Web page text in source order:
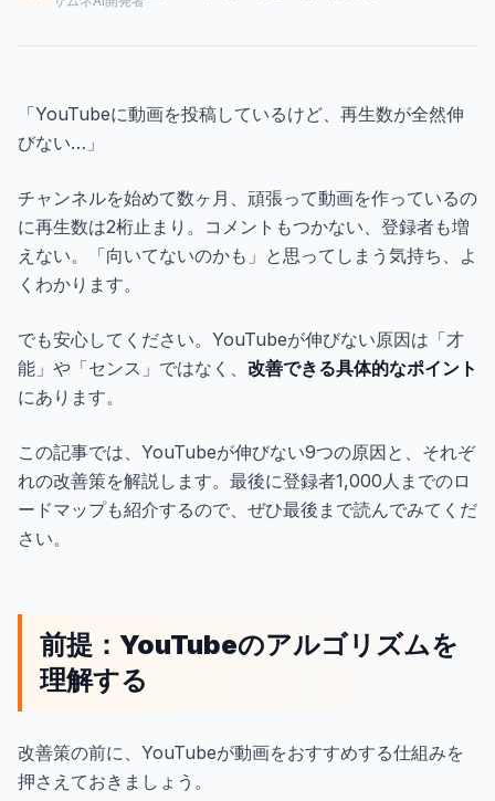
ブログ
無料で始める
「YouTubeに動画を投稿しているけど、再生数が全然伸
びない…」
チャンネルを始めて数ヶ月、頑張って動画を作っているの
に再生数は2桁止まり。コメントもつかない、登録者も増
えない。「向いてないのかも」と思ってしまう気持ち、よ
くわかります。
でも安心してください。YouTubeが伸びない原因は「才
能」や「センス」ではなく、 改善できる具体的なポイント
にあります。
この記事では、YouTubeが伸びない9つの原因と、それぞ
れの改善策を解説します。最後に登録者1,000人までのロ
ードマップも紹介するので、ぜひ最後まで読んでみてくだ
さい。
前提：YouTubeのアルゴリズムを
理解する
改善策の前に、YouTubeが動画をおすすめする仕組みを
押さえておきましょう。